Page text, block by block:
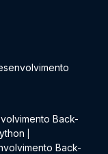
Back-
Back-